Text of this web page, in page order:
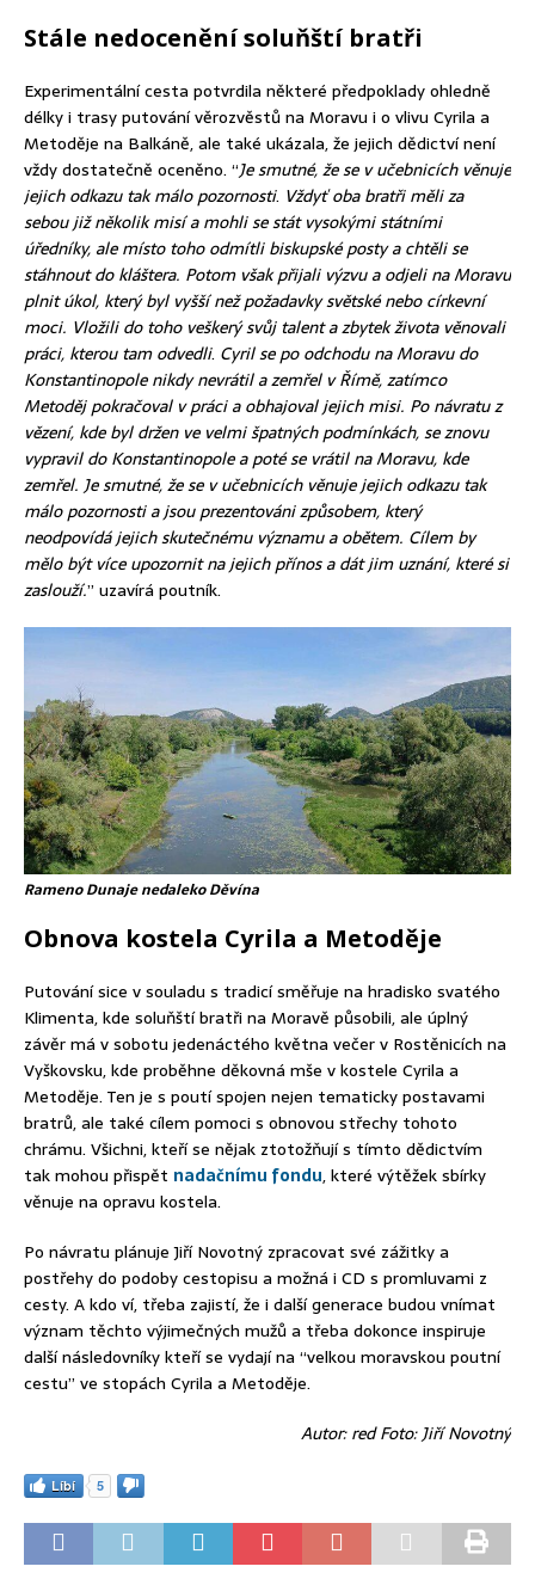
Stále nedocenění soluňští bratři
Experimentální cesta potvrdila některé předpoklady ohledně
délky i trasy putování věrozvěstů na Moravu i o vlivu Cyrila a
Metoděje na Balkáně, ale také ukázala, že jejich dědictví není
vždy dostatečně oceněno. “Je smutné, že se v učebnicích věnuje
jejich odkazu tak málo pozornosti. Vždyť oba bratři měli za
sebou již několik misí a mohli se stát vysokými státními
úředníky, ale místo toho odmítli biskupské posty a chtěli se
stáhnout do kláštera. Potom však přijali výzvu a odjelina Moravu
plnit úkol, který byl vyšší než požadavky světské nebo církevní
moci. Vložili do toho veškerý svůj talent a zbytek života věnovali
práci, kterou tam odvedli. Cyril se po odchodu na Moravu do
Konstantinopole nikdy nevrátil a zemřel v Římě, zatímco
Metoděj pokračoval v práci a obhajoval jejich misi. Po návratu z
vězení, kde byl držen ve velmi špatných podmínkách, se znovu
vypravil do Konstantinopole a poté se vrátil na Moravu, kde
zemřel. Je smutné, že se v učebnicích věnuje jejich odkazu tak
málo pozornosti a jsou prezentováni způsobem, který
neodpovídá jejich skutečnému významu a obětem. Cílem by
mělo být více upozornit na jejich přínos a dát jim uznání, které si
zaslouží.” uzavírá poutník.
Rameno Dunaje nedaleko Děvína
Obnova kostela Cyrila a Metoděje
Putování sice v souladu s tradicí směřuje na hradisko svatého
Klimenta, kde soluňští bratři na Moravě působili, ale úplný
závěr má v sobotu jedenáctého května večer v Rostěnicích na
Vyškovsku, kde proběhne děkovná mše v kostele Cyrila a
Metoděje. Ten je s poutí spojen nejen tematicky postavami
bratrů, ale také cílem pomoci s obnovou střechy tohoto
chrámu. Všichni, kteří se nějak ztotožňují s tímto dědictvím
tak mohou přispět nadačnímu fondu, které výtěžek sbírky
věnuje na opravu kostela.
Po návratu plánuje Jiří Novotný zpracovat své zážitky a
postřehy do podoby cestopisu a možná i CD s promluvami z
cesty. A kdo ví, třeba zajistí, že i další generace budou vnímat
význam těchto výjimečných mužů a třeba dokonce inspiruje
další následovníky kteří se vydají na “velkou moravskou poutní
cestu” ve stopách Cyrila a Metoděje.
Autor: red Foto: Jiří Novotný
Líbí 5